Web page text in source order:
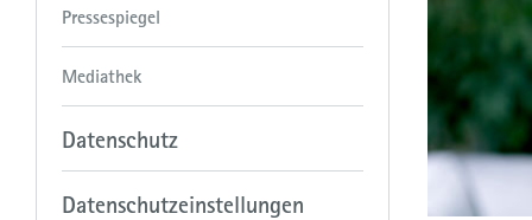
Pressespiegel
Mediathek
Datenschutz
Datenschutzeinstellungen